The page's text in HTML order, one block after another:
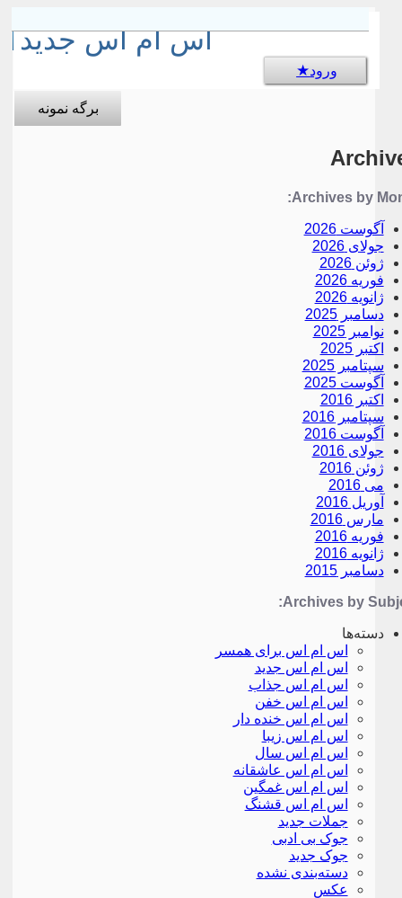
اس ام اس جدید
ورود
برگه نمونه
Archives by
آگوست 2026
جولای 2026
ژوئن 2026
فوریه 2026
ژانویه 2026
دسامبر 2025
نوامبر 2025
اکتبر 2025
سپتامبر 2025
آگوست 2025
اکتبر 2016
سپتامبر 2016
آگوست 2016
جولای 2016
ژوئن 2016
می 2016
آوریل 2016
مارس 2016
فوریه 2016
ژانویه 2016
دسامبر 2015
Archives by
دسته‌ها
اس ام اس برای همسر
اس ام اس جدید
اس ام اس جذاب
اس ام اس خفن
اس ام اس خنده دار
اس ام اس زیبا
اس ام اس سال
اس ام اس عاشقانه
اس ام اس غمگین
اس ام اس قشنگ
جملات جدید
جوک بی ادبی
جوک جدید
دسته‌بندی نشده
عکس